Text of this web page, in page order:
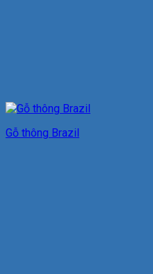
Gỗ thông Brazil